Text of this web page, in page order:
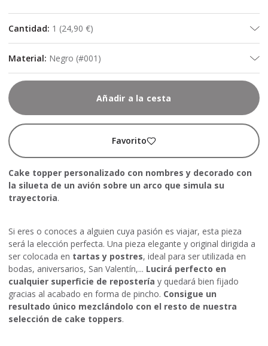
Cantidad: 1 (24,90 €)
Material: Negro (#001)
Añadir a la cesta
Favorito
Cake topper personalizado con nombres y decorado con
la silueta de un avión sobre un arco que simula su
trayectoria.
Si eres o conoces a alguien cuya pasión es viajar, esta pieza
será la elección perfecta. Una pieza elegante y original dirigida a
ser colocada en tartas y postres, ideal para ser utilizada en
bodas, aniversarios, San Valentín,... Lucirá perfecto en
cualquier superficie de repostería y quedará bien fijado
gracias al acabado en forma de pincho. Consigue un
resultado único mezclándolo con el resto de nuestra
selección de cake toppers.